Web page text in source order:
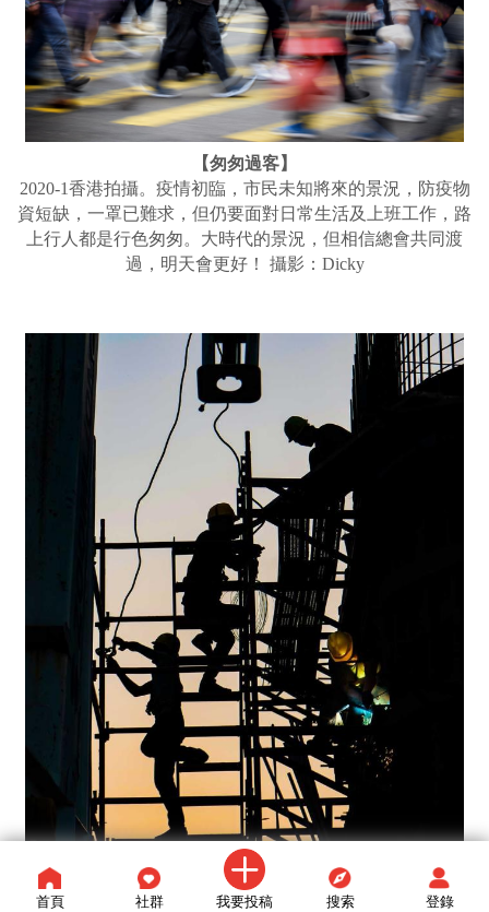
【匆匆過客】
2020-1香港拍攝。疫情初臨，市民未知將來的景況，防疫物
資短缺，一罩已難求，但仍要面對日常生活及上班工作，路
上行人都是行色匆匆。大時代的景況，但相信總會共同渡
過，明天會更好！ 攝影：Dicky
首頁 社群 我要投稿 搜索 登錄